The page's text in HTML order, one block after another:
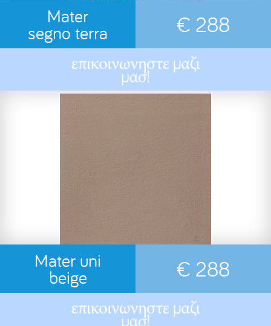
Mater
segno terra € 288
Mater uni
beige € 288